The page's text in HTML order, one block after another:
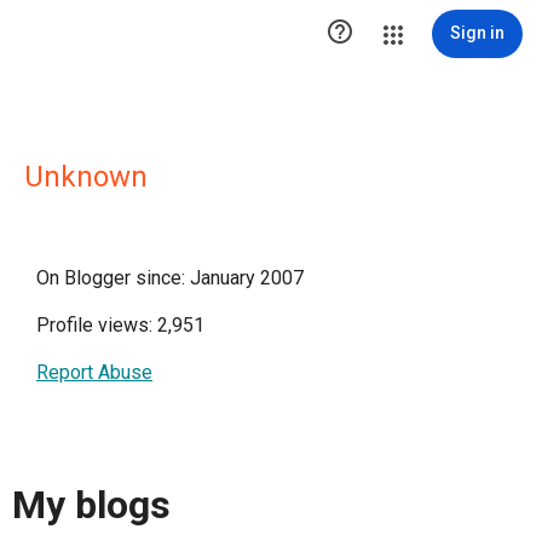
 Sign in
Unknown
On Blogger since: January 2007
Profile views: 2,951
Report Abuse
My blogs